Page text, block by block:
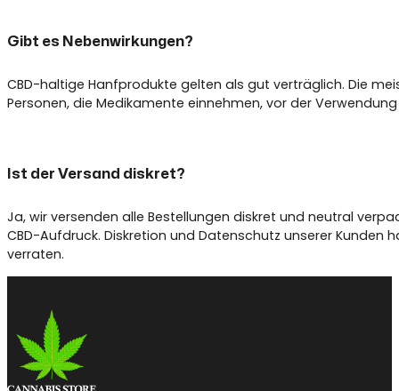
Gibt es Nebenwirkungen?
CBD-haltige Hanfprodukte gelten als gut verträglich. Die
Personen, die Medikamente einnehmen, vor der
Ist der Versand diskret?
Ja, wir versenden alle Bestellungen diskret und neutral
CBD-Aufdruck. Diskretion und Datenschutz unserer
verraten.